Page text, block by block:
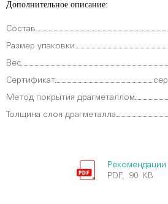
Дополнительное описание:
Состав
Размер упаковки
Вес
Сертификат
Метод покрытия драгметаллом
Толщина слоя драгметалла
PDF, 90 KB